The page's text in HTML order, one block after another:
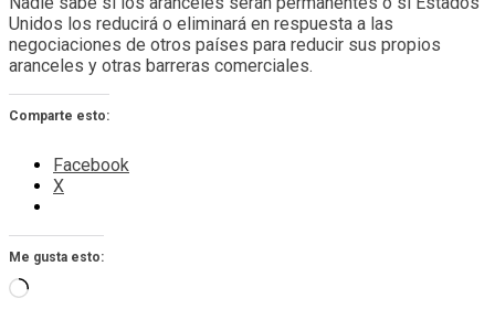
Unidos los reducirá o eliminará en respuesta a las
negociaciones de otros países para reducir sus propios
aranceles y otras barreras comerciales.
Comparte esto:
Facebook
X
Me gusta esto:
Cargando...